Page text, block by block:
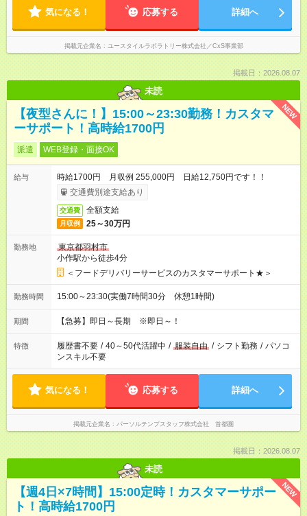
気になる！ 応募する 詳細へ
掲載元企業名 ユースタイルラボラトリー株式会社／CxS事業部
掲載日：2026.08.07
未読
NEW
【夜型さんに！】15:00～23:30勤務！カスタマ
ーサポート！高時給1700円
派遣 WEB登録・面接OK
給与
時給1700円 月収例 255,000円 日給12,750円です！！
交通費別途支給あり
交通費 全額支給
月収例 25～30万円
勤務地
東京都羽村市
小作駅から徒歩4分
＜フードデリバリーサービスのカスタマーサポート★＞
勤務時間 15:00～23:30(実働7時間30分 休憩1時間)
期間 【急募】即日～長期 ※即日～！
特徴 履歴書不要 / 40～50代活躍中 / 服装自由 / シフト勤務 / パソコ
ンスキル不要
気になる！ 応募する 詳細へ
掲載元企業名 パーソルテンプスタッフ株式会社 首都圏
掲載日：2026.08.07
未読
NEW
【週4日×7時間】15:00定時！カスタマーサポー
ト！高時給1700円